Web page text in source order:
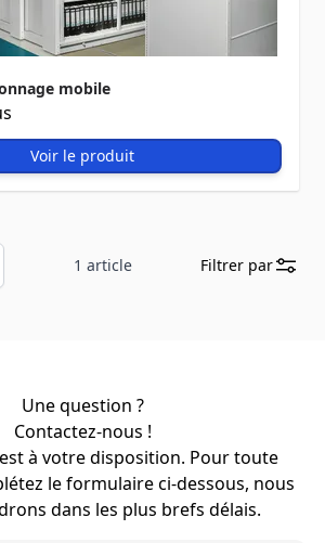
mobile
Voir le produit
1 article Filtrer par
Une question ?
Contactez-nous !
à votre disposition. Pour toute
le formulaire ci-dessous, nous
dans les plus brefs délais.